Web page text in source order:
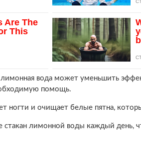
вода может уменьшить
помощь.
ногти и очищает белые пятна,
лимонной воды каждый день,